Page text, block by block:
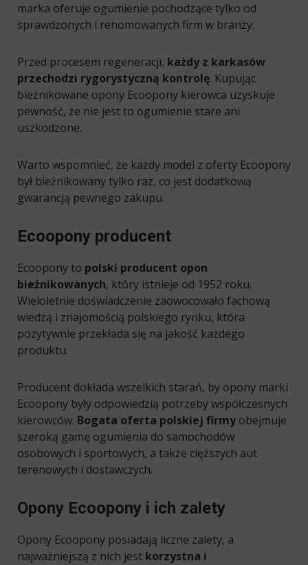
marka oferuje ogumienie pochodzące tylko od
sprawdzonych i renomowanych firm w branży.
Przed procesem regeneracji, każdy z karkasów
przechodzi rygorystyczną kontrolę. Kupując
bieżnikowane opony Ecoopony kierowca uzyskuje
pewność, że nie jest to ogumienie stare ani
uszkodzone.
Warto wspomnieć, że każdy model z oferty Ecoopony
był bieżnikowany tylko raz, co jest dodatkową
gwarancją pewnego zakupu.
Ecoopony producent
Ecoopony to polski producent opon
bieżnikowanych, który istnieje od 1952 roku.
Wieloletnie doświadczenie zaowocowało fachową
wiedzą i znajomością polskiego rynku, która
pozytywnie przekłada się na jakość każdego
produktu.
Producent dokłada wszelkich starań, by opony marki
Ecoopony były odpowiedzią potrzeby współczesnych
kierowców. Bogata oferta polskiej firmy obejmuje
szeroką gamę ogumienia do samochodów
osobowych i sportowych, a także cięższych aut
terenowych i dostawczych.
Opony Ecoopony i ich zalety
Opony Ecoopony posiadają liczne zalety, a
najważniejszą z nich jest korzystna i